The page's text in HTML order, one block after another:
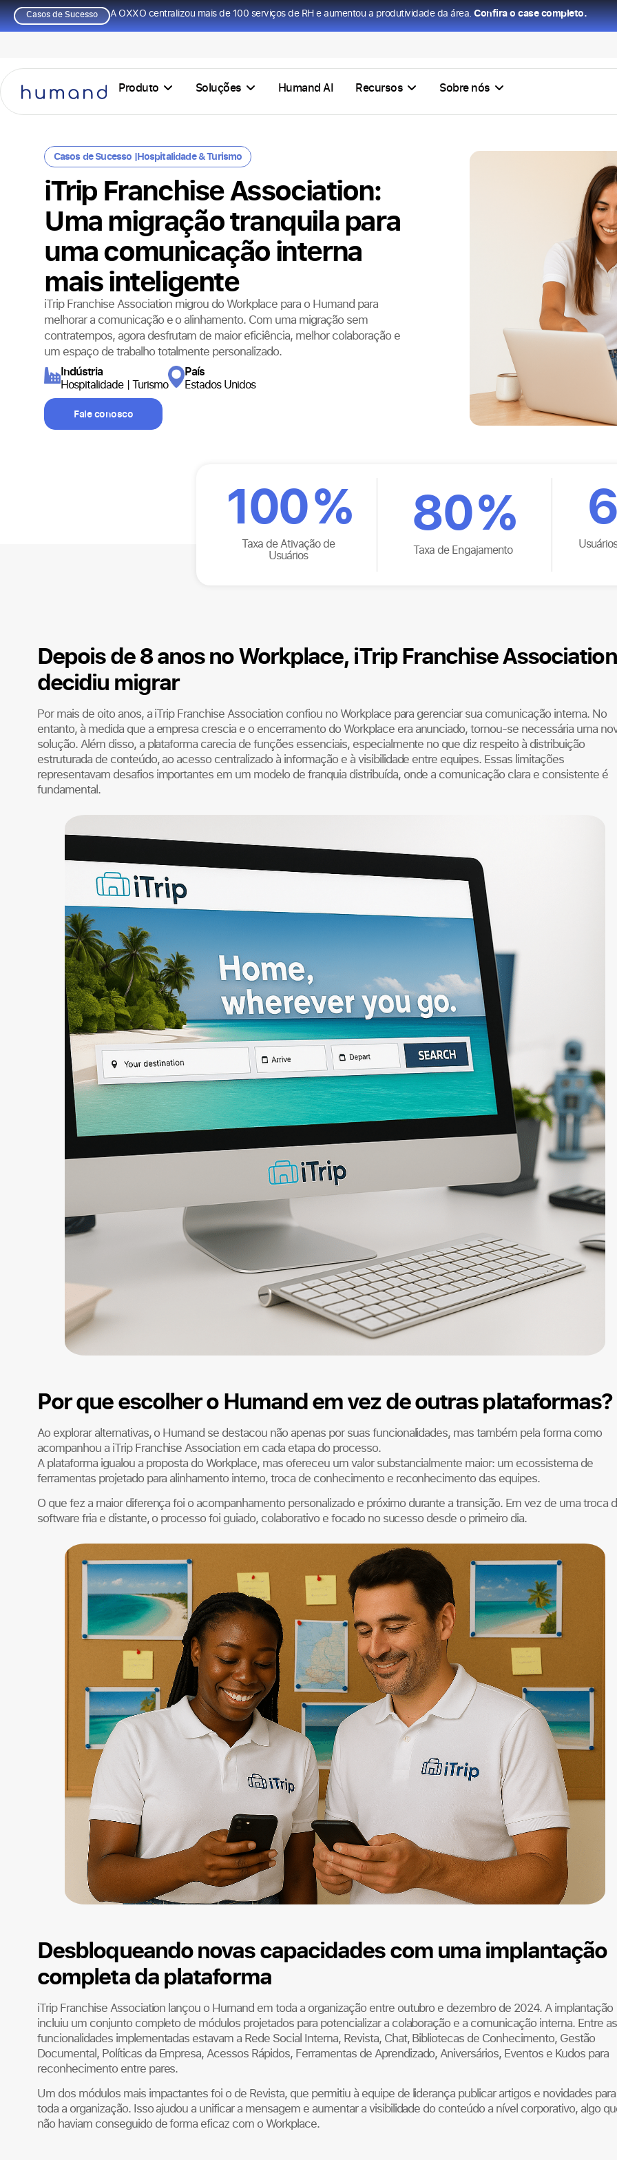
Casos de Sucesso A OXXO centralizou mais de 100 serviços de RH e aumentou a produtividade da área.Confira o case completo.
Produto Soluções Humand AI Recursos Sobre nós
Casos de Sucesso |Hospitalidade & Turismo
iTrip Franchise Association:
Uma migração tranquila para
uma comunicação interna
mais inteligente
iTrip Franchise Association migrou do Workplace para o Humand para
melhorar a comunicação e o alinhamento. Com uma migração sem
contratempos, agora desfrutam de maior eficiência, melhor colaboração e
um espaço de trabalho totalmente personalizado.
Indústria
Hospitalidade | Turismo
País
Estados Unidos
Fale conosco
100%
Taxa de Ativação de
Usuários
80%
Taxa de Engajamento
Depois de 8 anos no Workplace, iTrip Franchise Association
decidiu migrar
Por mais de oito anos, a iTrip Franchise Association confiou no Workplace para gerenciar sua comunicação interna. No
entanto, à medida que a empresa crescia e o encerramento do Workplace era anunciado, tornou-se necessária uma
solução. Além disso, a plataforma carecia de funções essenciais, especialmente no que diz respeito à distribuição
estruturada de conteúdo, ao acesso centralizado à informação e à visibilidade entre equipes. Essas limitações
representavam desafios importantes em um modelo de franquia distribuída, onde a comunicação clara e consistente é
fundamental.
Por que escolher o Humand em vez de outras plataformas?
Ao explorar alternativas, o Humand se destacou não apenas por suas funcionalidades, mas também pela forma como
acompanhou a iTrip Franchise Association em cada etapa do processo.
A plataforma igualou a proposta do Workplace, mas ofereceu um valor substancialmente maior: um ecossistema de
ferramentas projetado para alinhamento interno, troca de conhecimento e reconhecimento das equipes.
O que fez a maior diferença foi o acompanhamento personalizado e próximo durante a transição. Em vez de uma troca
software fria e distante, o processo foi guiado, colaborativo e focado no sucesso desde o primeiro dia.
Desbloqueando novas capacidades com uma implantação
completa da plataforma
iTrip Franchise Association lançou o Humand em toda a organização entre outubro e dezembro de 2024. A implantação
incluiu um conjunto completo de módulos projetados para potencializar a colaboração e a comunicação interna. Entre as
funcionalidades implementadas estavam a Rede Social Interna, Revista, Chat, Bibliotecas de Conhecimento, Gestão
Documental, Políticas da Empresa, Acessos Rápidos, Ferramentas de Aprendizado, Aniversários, Eventos e Kudos para
reconhecimento entre pares.
Um dos módulos mais impactantes foi o de Revista, que permitiu à equipe de liderança publicar artigos e novidades para
toda a organização. Isso ajudou a unificar a mensagem e aumentar a visibilidade do conteúdo a nível corporativo, algo
não haviam conseguido de forma eficaz com o Workplace.